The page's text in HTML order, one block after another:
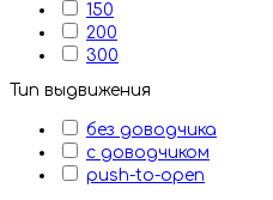
150
200
300
Тип выдвижения
без доводчика
с доводчиком
push-to-open